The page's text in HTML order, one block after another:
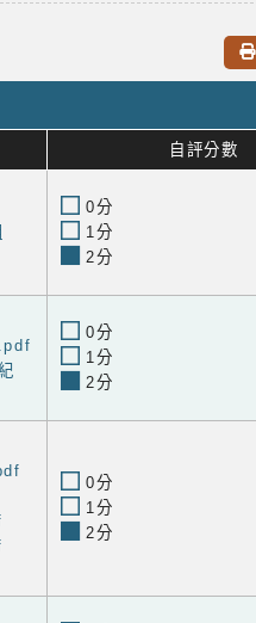
自評分數
0分
1分
2分
0分
1分
2分
0分
1分
2分